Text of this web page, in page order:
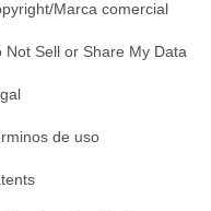
Marca comercial
Not Sell or Share My Data
de uso